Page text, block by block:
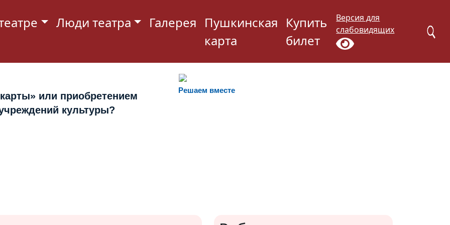
Люди театра Галерея Пушкинская
карта
Купить
билет
Версия для
слабовидящих
Решаем вместе
или приобретением
культуры?